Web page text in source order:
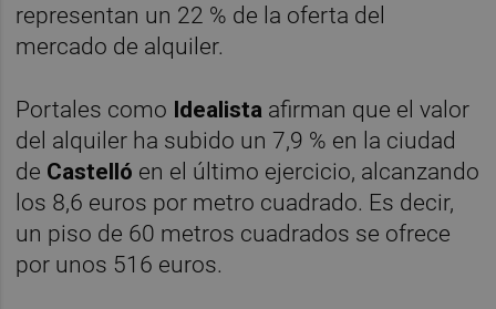
representan un 22 % de la oferta del
mercado de alquiler.
Portales como Idealista afirman que el valor
del alquiler ha subido un 7,9 % en la ciudad
de Castelló en el último ejercicio, alcanzando
los 8,6 euros por metro cuadrado. Es decir,
un piso de 60 metros cuadrados se ofrece
por unos 516 euros.